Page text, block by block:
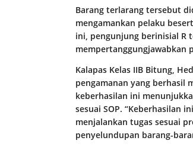
Barang terlarang tersebut
mengamankan pelaku
ini, pengunjung berinisial R
mempertanggungjawabkan
Kalapas Kelas IIB Bitung,
pengamanan yang berhasil
keberhasilan ini
sesuai SOP. “Keberhasilan
menjalankan tugas sesuai
penyelundupan barang-